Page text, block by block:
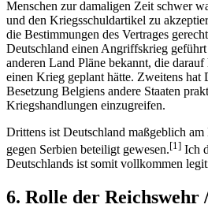
Menschen zur damaligen Zeit schwer
und den Kriegsschuldartikel zu
die Bestimmungen des Vertrages
Deutschland einen Angriffskrieg
anderen Land Pläne bekannt, die darauf
einen Krieg geplant hätte. Zweitens hat
Besetzung Belgiens andere Staaten
Kriegshandlungen einzugreifen.
Drittens ist Deutschland maßgeblich
gegen Serbien beteiligt gewesen.[1] Ich
Deutschlands ist somit vollkommen
6. Rolle der Reichswehr